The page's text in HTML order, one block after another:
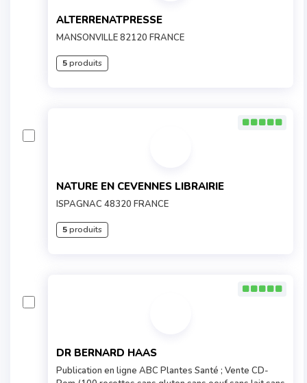
ALTERRENATPRESSE
MANSONVILLE 82120 FRANCE
5produits
NATURE EN CEVENNES LIBRAIRIE
ISPAGNAC 48320 FRANCE
5produits
DR BERNARD HAAS
Publication en ligne ABC Plantes Santé ; Vente CD-